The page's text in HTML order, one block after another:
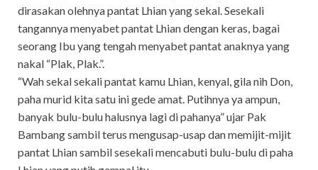
dirasakan olehnya pantat Lhian yang sekal. Sesekali
tangannya menyabet pantat Lhian dengan keras, bagai
seorang Ibu yang tengah menyabet pantat anaknya yang
nakal “Plak, Plak.”.
“Wah sekal sekali pantat kamu Lhian, kenyal, gila nih Don,
paha murid kita satu ini gede amat. Putihnya ya ampun,
banyak bulu-bulu halusnya lagi di pahanya” ujar Pak
Bambang sambil terus mengusap-usap dan memijit-mijit
pantat Lhian sambil sesekali mencabuti bulu-bulu di paha